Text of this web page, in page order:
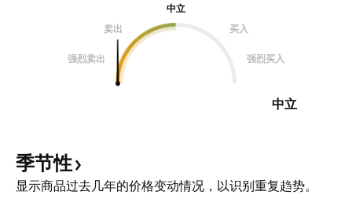
中立
卖出
买入
强烈卖出 强烈买入
中立
季节性
显示商品过去几年的价格变动情况，以识别重复趋势。